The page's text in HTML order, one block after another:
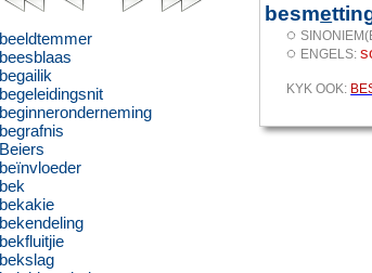
besme
◌
◌ ENGELS:
KYK OOK:
beeldtemmer
beesblaas
begailik
begeleidingsnit
beginneronderneming
begrafnis
Beiers
beïnvloeder
bek
bekakie
bekendeling
bekfluitjie
bekslag